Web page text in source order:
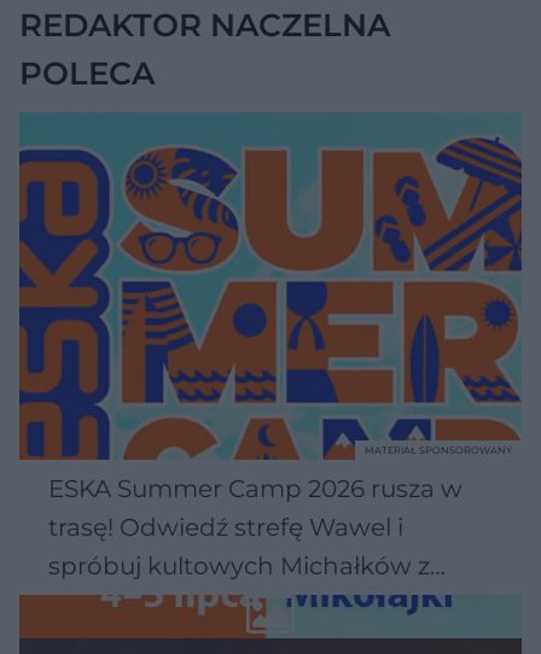
REDAKTOR NACZELNA
POLECA
ESKA Summer Camp 2026 rusza w
trasę! Odwiedź strefę Wawel i
spróbuj kultowych Michałków z
Wawelu
MATERIAŁ SPONSOROWANY